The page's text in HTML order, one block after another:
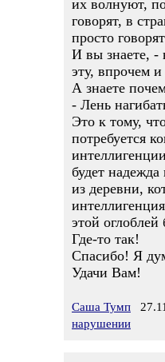
их волнуют,
говорят, в
просто
И вы знаете, -
эту, впрочем
А знаете
- Лень
Это к тому,
потребуется
будет
из деревни,
этой оглоблей
Где-то так!
Спасибо! Я
Удачи Вам!
Саша Тумп
нарушении